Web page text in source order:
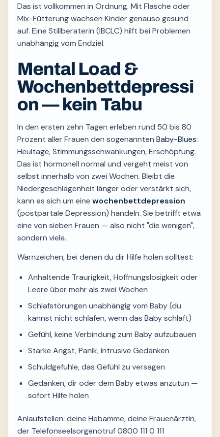
Das ist vollkommen in Ordnung. Mit Flasche oder
Mix-Fütterung wachsen Kinder genauso gesund
auf. Eine Stillberaterin (IBCLC) hilft bei Problemen
unabhängig vom Endziel.
Mental Load &
Wochenbettdepressi
on — kein Tabu
In den ersten zehn Tagen erleben rund 50 bis 80
Prozent aller Frauen den sogenannten Baby-Blues:
Heultage, Stimmungs­schwankungen, Erschöpfung.
Das ist hormonell normal und vergeht meist von
selbst innerhalb von zwei Wochen. Bleibt die
Niedergeschlagenheit länger oder verstärkt sich,
kann es sich um eine wochenbettdepression
(postpartale Depression) handeln. Sie betrifft etwa
eine von sieben Frauen — also nicht "die wenigen",
sondern viele.
Warnzeichen, bei denen du dir Hilfe holen solltest:
Anhaltende Traurigkeit, Hoffnungslosigkeit oder
Leere über mehr als zwei Wochen
Schlafstörungen unabhängig vom Baby (du
kannst nicht schlafen, wenn das Baby schläft)
Gefühl, keine Verbindung zum Baby aufzubauen
Starke Angst, Panik, intrusive Gedanken
Schuldgefühle, das Gefühl zu versagen
Gedanken, dir oder dem Baby etwas anzutun —
sofort Hilfe holen
Anlaufstellen: deine Hebamme, deine Frauenärztin,
der Telefonseelsorgenotruf 0800 111 0 111